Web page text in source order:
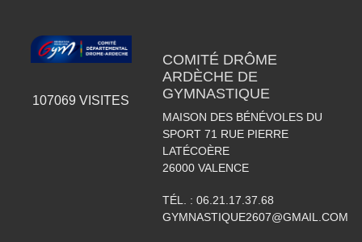
107069 VISITES
COMITÉ DRÔME
ARDÈCHE DE
GYMNASTIQUE
MAISON DES BÉNÉVOLES DU
SPORT 71 RUE PIERRE
LATÉCOÈRE
26000 VALENCE
TÉL. : 06.21.17.37.68
GYMNASTIQUE2607@GMAIL.COM